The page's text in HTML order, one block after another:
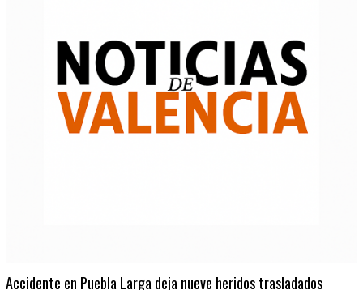
Accidente en Puebla Larga deja nueve heridos trasladados